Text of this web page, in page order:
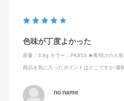
色味が丁度よかった
容量：3.8g カラー：PK853 ★夜明けの人魚
商品を気に入ったポイントはどこですか:価
no name